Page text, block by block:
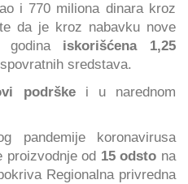
i 770 miliona dinara kroz
da je kroz nabavku nove
iskorišćena 1,25
sredstava.
podrškei u narednom
pandemije koronavirusa
proizvodnje od 15 odsto na
Regionalna privredna